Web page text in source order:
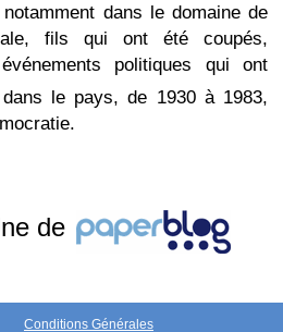
dans le domaine de
fils qui ont été coupés,
politiques qui ont
le pays, de 1930 à 1983,
de
Conditions Générales